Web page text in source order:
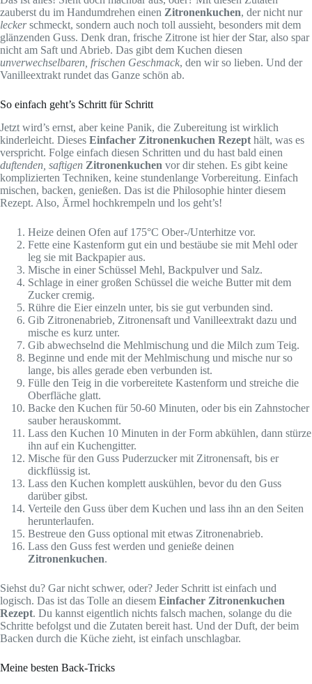
zauberst du im Handumdrehen einen Zitronenkuchen, der nicht nur
leckerschmeckt, sondern auch noch toll aussieht, besonders mit dem
glänzenden Guss. Denk dran, frische Zitrone ist hier der Star, also spar
nicht am Saft und Abrieb. Das gibt dem Kuchen diesen
unverwechselbaren, frischen Geschmack, den wir so lieben. Und der
Vanilleextrakt rundet das Ganze schön ab.
So einfach geht’s Schritt für Schritt
Jetzt wird’s ernst, aber keine Panik, die Zubereitung ist wirklich
kinderleicht. Dieses Einfacher Zitronenkuchen Rezept hält, was es
verspricht. Folge einfach diesen Schritten und du hast bald einen
duftenden, saftigen Zitronenkuchen vor dir stehen. Es gibt keine
komplizierten Techniken, keine stundenlange Vorbereitung. Einfach
mischen, backen, genießen. Das ist die Philosophie hinter diesem
Rezept. Also, Ärmel hochkrempeln und los geht’s!
Heize deinen Ofen auf 175°C Ober-/Unterhitze vor.
Fette eine Kastenform gut ein und bestäube sie mit Mehl oder
leg sie mit Backpapier aus.
Mische in einer Schüssel Mehl, Backpulver und Salz.
Schlage in einer großen Schüssel die weiche Butter mit dem
Zucker cremig.
Rühre die Eier einzeln unter, bis sie gut verbunden sind.
Gib Zitronenabrieb, Zitronensaft und Vanilleextrakt dazu und
mische es kurz unter.
Gib abwechselnd die Mehlmischung und die Milch zum Teig.
Beginne und ende mit der Mehlmischung und mische nur so
lange, bis alles gerade eben verbunden ist.
Fülle den Teig in die vorbereitete Kastenform und streiche die
Oberfläche glatt.
Backe den Kuchen für 50-60 Minuten, oder bis ein Zahnstocher
sauber herauskommt.
Lass den Kuchen 10 Minuten in der Form abkühlen, dann stürze
ihn auf ein Kuchengitter.
Mische für den Guss Puderzucker mit Zitronensaft, bis er
dickflüssig ist.
Lass den Kuchen komplett auskühlen, bevor du den Guss
darüber gibst.
Verteile den Guss über dem Kuchen und lass ihn an den Seiten
herunterlaufen.
Bestreue den Guss optional mit etwas Zitronenabrieb.
Lass den Guss fest werden und genieße deinen
Zitronenkuchen.
Siehst du? Gar nicht schwer, oder? Jeder Schritt ist einfach und
logisch. Das ist das Tolle an diesem Einfacher Zitronenkuchen
Rezept. Du kannst eigentlich nichts falsch machen, solange du die
Schritte befolgst und die Zutaten bereit hast. Und der Duft, der beim
Backen durch die Küche zieht, ist einfach unschlagbar.
Meine besten Back-Tricks